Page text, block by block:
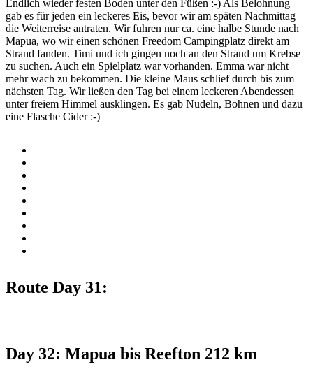
Endlich wieder festen Boden unter den Füßen :-) Als Belohnung
gab es für jeden ein leckeres Eis, bevor wir am späten Nachmittag
die Weiterreise antraten. Wir fuhren nur ca. eine halbe Stunde nach
Mapua, wo wir einen schönen Freedom Campingplatz direkt am
Strand fanden. Timi und ich gingen noch an den Strand um Krebse
zu suchen. Auch ein Spielplatz war vorhanden. Emma war nicht
mehr wach zu bekommen. Die kleine Maus schlief durch bis zum
nächsten Tag. Wir ließen den Tag bei einem leckeren Abendessen
unter freiem Himmel ausklingen. Es gab Nudeln, Bohnen und dazu
eine Flasche Cider :-)
Route Day 31:
Day 32: Mapua bis Reefton 212 km